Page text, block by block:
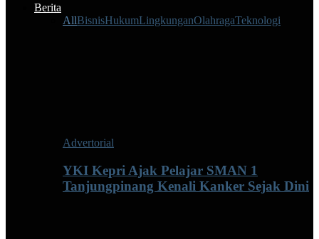
Berita
AllBisnisHukumLingkunganOlahragaTeknologi
Advertorial
YKI Kepri Ajak Pelajar SMAN 1
Tanjungpinang Kenali Kanker Sejak Dini